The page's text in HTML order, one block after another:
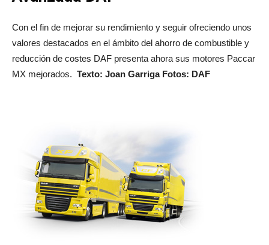
Con el fin de mejorar su rendimiento y seguir ofreciendo unos
valores destacados en el ámbito del ahorro de combustible y
reducción de costes DAF presenta ahora sus motores Paccar
MX mejorados. Texto: Joan Garriga Fotos: DAF